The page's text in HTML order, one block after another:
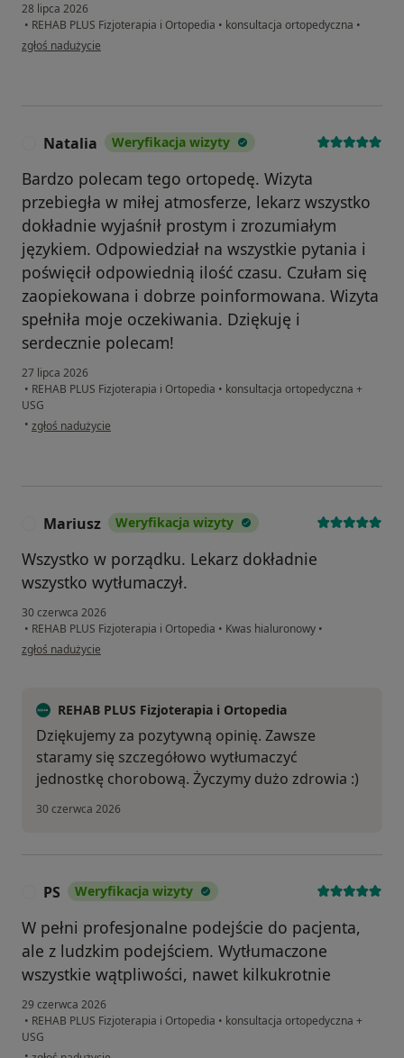
28 lipca 2026
• REHAB PLUS Fizjoterapia i Ortopedia • konsultacja ortopedyczna •
w opinii użytkownika Julia B
zgłoś nadużycie
Natalia Weryfikacja wizyty
Bardzo polecam tego ortopedę. Wizyta
przebiegła w miłej atmosferze, lekarz wszystko
dokładnie wyjaśnił prostym i zrozumiałym
językiem. Odpowiedział na wszystkie pytania i
poświęcił odpowiednią ilość czasu. Czułam się
zaopiekowana i dobrze poinformowana. Wizyta
spełniła moje oczekiwania. Dziękuję i
serdecznie polecam!
27 lipca 2026
• REHAB PLUS Fizjoterapia i Ortopedia • konsultacja ortopedyczna +
USG
• w opinii użytkownika Natalia
zgłoś nadużycie
Mariusz Weryfikacja wizyty
Wszystko w porządku. Lekarz dokładnie
wszystko wytłumaczył.
30 czerwca 2026
• REHAB PLUS Fizjoterapia i Ortopedia • Kwas hialuronowy •
w opinii użytkownika Mariusz
zgłoś nadużycie
REHAB PLUS Fizjoterapia i Ortopedia
Dziękujemy za pozytywną opinię. Zawsze
staramy się szczegółowo wytłumaczyć
jednostkę chorobową. Życzymy dużo zdrowia :)
30 czerwca 2026
PS Weryfikacja wizyty
W pełni profesjonalne podejście do pacjenta,
ale z ludzkim podejściem. Wytłumaczone
wszystkie wątpliwości, nawet kilkukrotnie
29 czerwca 2026
• REHAB PLUS Fizjoterapia i Ortopedia • konsultacja ortopedyczna +
USG
w opinii użytkownika PS